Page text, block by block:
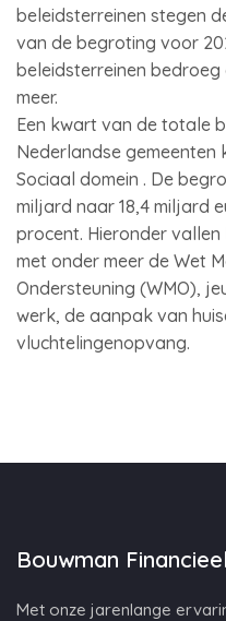
beleidsterreinen stegen
van de begroting voor
beleidsterreinen
meer.
Een kwart van de totale
Nederlandse gemeenten
Sociaal domein . De
miljard naar 18,4 miljard
procent. Hieronder
met onder meer de Wet
Ondersteuning (WMO),
werk, de aanpak van
vluchtelingenopvang.
Bouwman
Met onze jarenlange